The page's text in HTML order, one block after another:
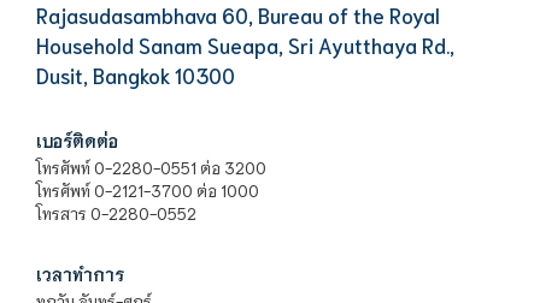
Rajasudasambhava 60, Bureau of the Royal
Household Sanam Sueapa, Sri Ayutthaya Rd.,
Dusit, Bangkok 10300
เบอร์ติดต่อ
โทรศัพท์ 0-2280-0551 ต่อ 3200
โทรศัพท์ 0-2121-3700 ต่อ 1000
โทรสาร 0-2280-0552
เวลาทำการ